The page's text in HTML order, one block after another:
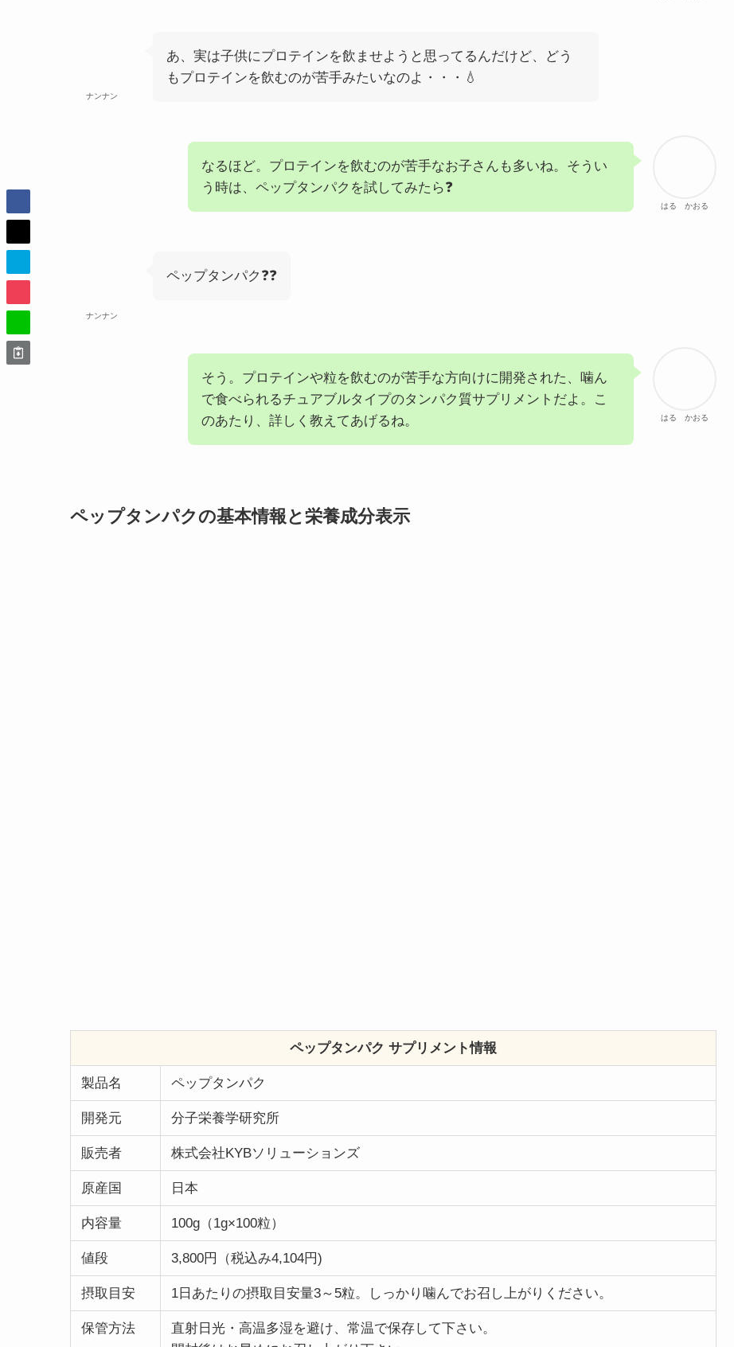
ナンナン
あ、実は子供にプロテインを飲ませようと思ってるんだけど、どう
もプロテインを飲むのが苦手みたいなのよ・・・💧
はる かおる
なるほど。プロテインを飲むのが苦手なお子さんも多いね。そうい
う時は、ペップタンパクを試してみたら❓
ナンナン
ペップタンパク❓❓
はる かおる
そう。プロテインや粒を飲むのが苦手な方向けに開発された、噛ん
で食べられるチュアブルタイプのタンパク質サプリメントだよ。こ
のあたり、詳しく教えてあげるね。
ペップタンパクの基本情報と栄養成分表示
ペップタンパク サプリメント情報
製品名 ペップタンパク
開発元 分子栄養学研究所
販売者 株式会社KYBソリューションズ
原産国 日本
内容量 100g（1g×100粒）
値段 3,800円（税込み4,104円)
摂取目安 1日あたりの摂取目安量3～5粒。しっかり噛んでお召し上がりください。
保管方法
直射日光・高温多湿を避け、常温で保存して下さい。